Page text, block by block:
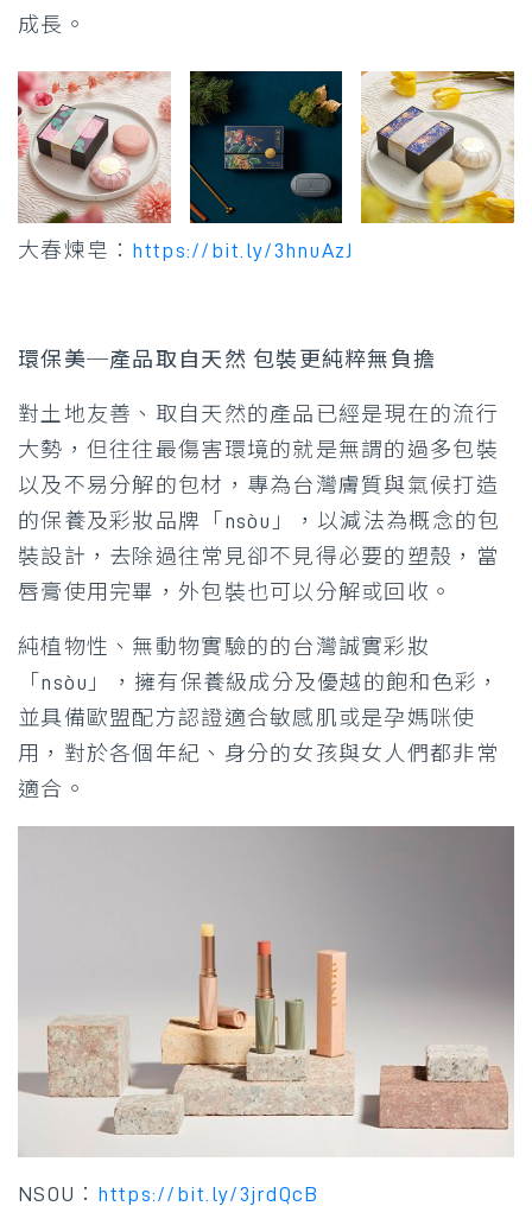
成長。
大春煉皂： https://bit.ly/3hnuAzJ
環保美─產品取自天然 包裝更純粹無負擔
對土地友善、取自天然的產品已經是現在的流行
大勢，但往往最傷害環境的就是無謂的過多包裝
以及不易分解的包材，專為台灣膚質與氣候打造
的保養及彩妝品牌「nsòu」，以減法為概念的包
裝設計，去除過往常見卻不見得必要的塑殼，當
唇膏使用完畢，外包裝也可以分解或回收。
純植物性、無動物實驗的的台灣誠實彩妝
「nsòu」，擁有保養級成分及優越的飽和色彩，
並具備歐盟配方認證適合敏感肌或是孕媽咪使
用，對於各個年紀、身分的女孩與女人們都非常
適合。
NSOU： https://bit.ly/3jrdQcB